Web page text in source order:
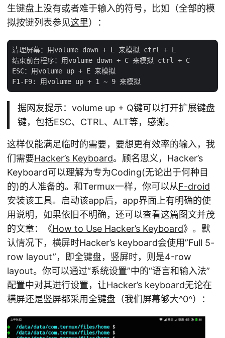
生键盘上没有或者难于输入的符号，比如（全部的模
拟按键列表参见这里）：
清理屏幕：用volume down + L 来模拟 ctrl + L
结束前台程序：用volume down + C 来模拟 ctrl + C
ESC：用volume up + E 来模拟
据网友提示：volume up + Q键可以打开扩展键盘
键，包括ESC、CTRL、ALT等，感谢。
这样仅能满足临时的需要，要想更有效率的输入，我
们需要Hacker’s Keyboard。顾名思义，Hacker’s
Keyboard可以理解为专为Coding(无论出于何种目
的)的人准备的。和Termux一样，你可以从F-droid
安装该工具。启动该app后，app界面上有明确的使
用说明，如果依旧不明确，还可以查看这篇图文并茂
的文章：《How to Use Hacker’s Keyboard》。默
认情况下，横屏时Hacker’s keyboard会使用”Full 5-
row layout”，即全键盘，竖屏时，则是4-row
layout。你可以通过“系统设置”中的“语言和输入法”
配置中对其进行设置，让Hacker’s keyboard无论在
横屏还是竖屏都采用全键盘（我们屏幕够大^0^）：